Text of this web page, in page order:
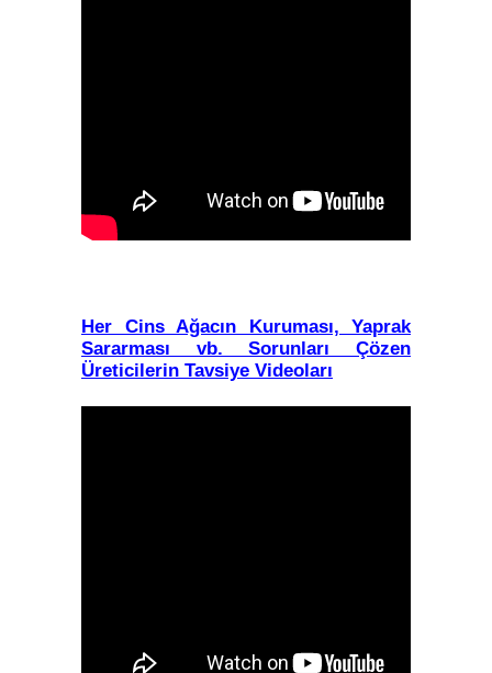
Her Cins Ağacın Kuruması, Yaprak
Sararması vb. Sorunları Çözen
Üreticilerin Tavsiye Videoları